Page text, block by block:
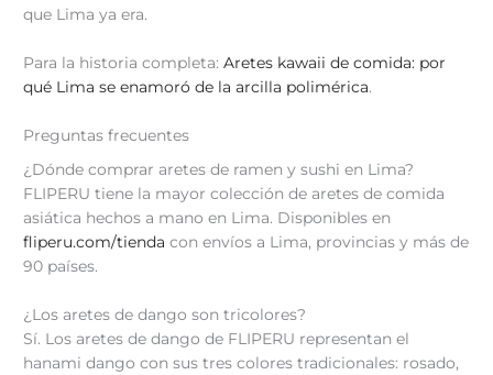
que Lima ya era.
Para la historia completa:Aretes kawaii de comida: por
qué Lima se enamoró de la arcilla polimérica.
Preguntas frecuentes
¿Dónde comprar aretes de ramen y sushi en Lima?
FLIPERU tiene la mayor colección de aretes de comida
asiática hechos a mano en Lima. Disponibles en
fliperu.com/tienda con envíos a Lima, provincias y más de
90 países.
¿Los aretes de dango son tricolores?
Sí. Los aretes de dango de FLIPERU representan el
hanami dango con sus tres colores tradicionales: rosado,